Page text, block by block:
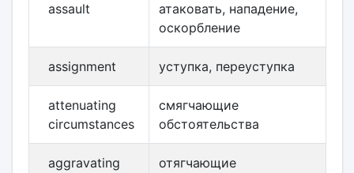
assault
атаковать, нападение,
оскорбление
assignment уступка, переуступка
attenuating
circumstances
смягчающие
обстоятельства
aggravating
отягчающие